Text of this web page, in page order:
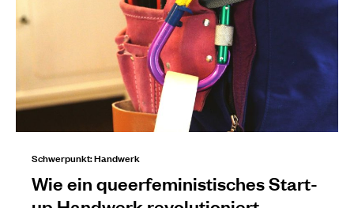
Schwerpunkt: Handwerk
Wie ein queerfeministisches Start-